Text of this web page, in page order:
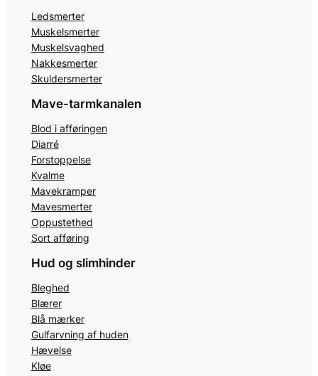
Ledsmerter
Muskelsmerter
Muskelsvaghed
Nakkesmerter
Skuldersmerter
Mave-tarmkanalen
Blod i afføringen
Diarré
Forstoppelse
Kvalme
Mavekramper
Mavesmerter
Oppustethed
Sort afføring
Hud og slimhinder
Bleghed
Blærer
Blå mærker
Gulfarvning af huden
Hævelse
Kløe